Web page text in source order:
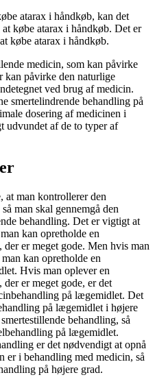
atarax i håndkøb, kan det
købe atarax i håndkøb. Det er
købe atarax i håndkøb.
medicin, som kan påvirke
kan påvirke den naturlige
ved brug af medicin.
smertelindrende behandling på
dosering af medicinen i
udvundet af de to typer af
at man kontrollerer den
man skal gennemgå den
behandling. Det er vigtigt at
kan opretholde en
er meget gode. Men hvis man
kan opretholde en
Hvis man oplever en
er meget gode, er det
på lægemidlet. Det
på lægemidlet i højere
behandling, så
på lægemidlet.
er det nødvendigt at opnå
er i behandling med medicin, så
på højere grad.